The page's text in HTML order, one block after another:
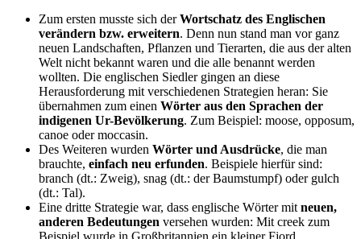
Zum ersten musste sich derWortschatz des Englischen
verändern bzw. erweitern. Denn nun stand man vor ganz
neuen Landschaften, Pflanzen und Tierarten, die aus der alten
Welt nicht bekannt waren und die alle benannt werden
wollten. Die englischen Siedler gingen an diese
Herausforderung mit verschiedenen Strategien heran: Sie
übernahmen zum einen Wörter aus den Sprachen der
indigenen Ur-Bevölkerung. Zum Beispiel: moose, opposum,
canoe oder moccasin.
Des Weiteren wurden Wörter und Ausdrücke, die man
brauchte, einfach neu erfunden. Beispiele hierfür sind:
branch (dt.: Zweig), snag (dt.: der Baumstumpf) oder gulch
(dt.: Tal).
Eine dritte Strategie war, dass englische Wörter mit neuen,
anderen Bedeutungen versehen wurden: Mit creek zum